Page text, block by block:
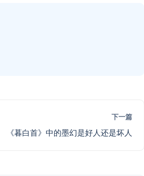
下一篇
《暮白首》中的墨幻是好人还是坏人